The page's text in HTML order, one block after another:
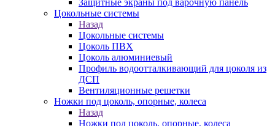
Защитные экраны под варочную панель
Цокольные системы
Назад
Цокольные системы
Цоколь ПВХ
Цоколь алюминиевый
Профиль водоотталкивающий для цоколя из
ДСП
Вентиляционные решетки
Ножки под цоколь, опорные, колеса
Назад
Ножки под цоколь, опорные, колеса